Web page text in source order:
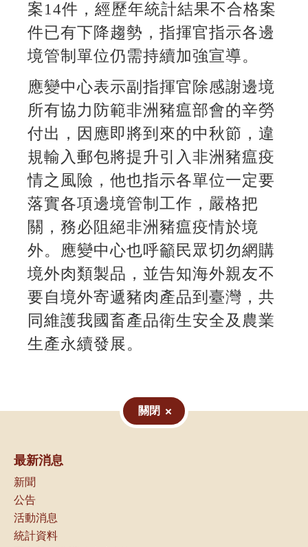
案14件，經歷年統計結果不合格案
件已有下降趨勢，指揮官指示各邊
境管制單位仍需持續加強宣導。
應變中心表示副指揮官除感謝邊境
所有協力防範非洲豬瘟部會的辛勞
付出，因應即將到來的中秋節，違
規輸入郵包將提升引入非洲豬瘟疫
情之風險，他也指示各單位一定要
落實各項邊境管制工作，嚴格把
關，務必阻絕非洲豬瘟疫情於境
外。應變中心也呼籲民眾切勿網購
境外肉類製品，並告知海外親友不
要自境外寄遞豬肉產品到臺灣，共
同維護我國畜產品衛生安全及農業
生產永續發展。
關閉
最新消息
新聞
公告
活動消息
統計資料